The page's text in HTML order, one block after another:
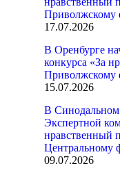
Приволжскому
17.07.2026
В Оренбурге
конкурса «За
Приволжскому
15.07.2026
В Синодальном
Экспертной
нравственный
Центральному
09.07.2026